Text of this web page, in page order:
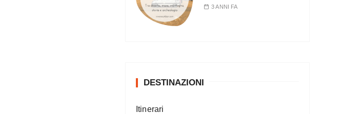
3 ANNI FA
DESTINAZIONI
Itinerari